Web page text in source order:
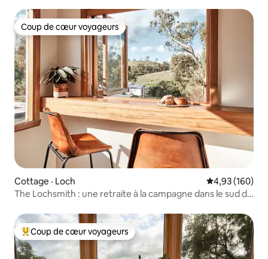
Coup de cœur voyageurs
Coup de cœur voyageurs
Cottage · Loch Note
4,93 (160)
The Lochsmith : une retraite à la campagne dans le sud de
Coup de cœur voyageurs parmi les plus aimés
Coup de cœur voyageurs